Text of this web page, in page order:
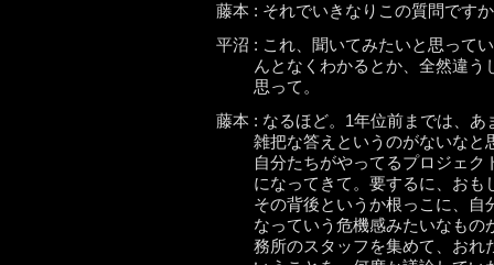
藤本 : それでいきなりこの質問です
平沼 : これ、聞いてみたいと思って
んとなくわかるとか、全然違
思って。
藤本 : なるほど。1年位前までは、
雑把な答えというのがないなと
自分たちがやってるプロジェ
になってきて。要するに、お
その背後というか根っこに、
なっていう危機感みたいなも
務所のスタッフを集めて、おれ